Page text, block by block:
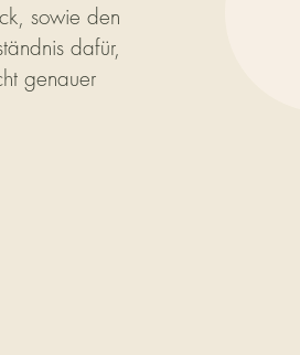
sowie den
dafür,
genauer